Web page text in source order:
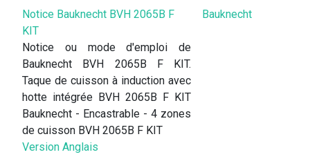
Notice Bauknecht BVH 2065B F
KIT
Notice ou mode d'emploi de
Bauknecht BVH 2065B F KIT.
Taque de cuisson à induction avec
hotte intégrée BVH 2065B F KIT
Bauknecht - Encastrable - 4 zones
de cuisson BVH 2065B F KIT
Version Anglais
Bauknecht